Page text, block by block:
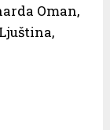
Oman,